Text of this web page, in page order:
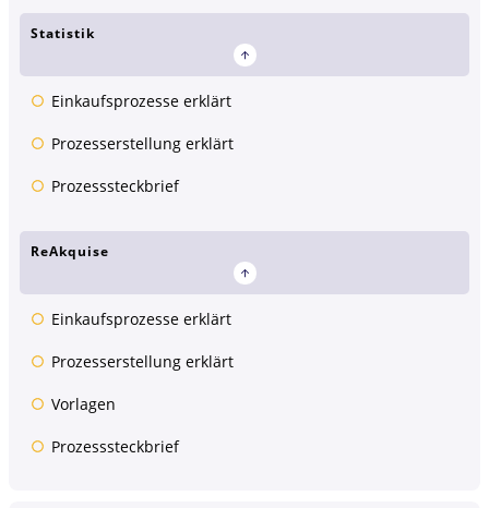
Statistik
Einkaufsprozesse erklärt
Prozesserstellung erklärt
Prozesssteckbrief
ReAkquise
Einkaufsprozesse erklärt
Prozesserstellung erklärt
Vorlagen
Prozesssteckbrief